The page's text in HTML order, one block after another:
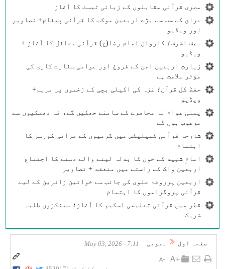
مصری قرآنی مقابلوں کے زبانی ٹیسٹ کا آغاز
عراق کے سب سے بڑے اربعین موکب کا قرآنی پیغام+ ٹصاویر
اور ویڈیو
بجف اشرف؛ کاروان امام رضا(ع) قرآنی محافل کا آغاز +
ویڈیو
زیارتِ اربعین امن کے فروغ اور عوامی سفارت کاری کی
مؤثر علامت ہے
حفظ کل قرآن؛ غزہ کی اکیلی بچی کے زخموں پر مرہم+
ویڈیو
یمنی عوام نہ محاصرے کے سامنے جھکیں گے، نہ دھمکیوں سے
مرعوب ہوں گے
شارجہ قرآنی کمپلیکس میں گرمیوں کے قرآنی کورسز کا
اہتمام
امامِ شہید کے خون کا بدلہ لینے والے دستے کا اجتماع
اربعین واک کے راستے میں منعقد + تصاویر
اربعین پرروضۂ علوی کی جانب سے خواتین زائرین کے لیے
قرآنی پروگراموں کا اہتمام
قطر میں قرآنی تعلیمی اسکیم کا آغاز؛ سینکڑوں طلبہ
شریک
صفحہ اول عمومی 7:11 - May 03, 2026